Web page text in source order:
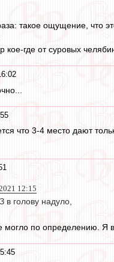
такое ощущение, что
где от суровых
что 3-4 место дают
12:15
голову надуло,
могло по определению. Я